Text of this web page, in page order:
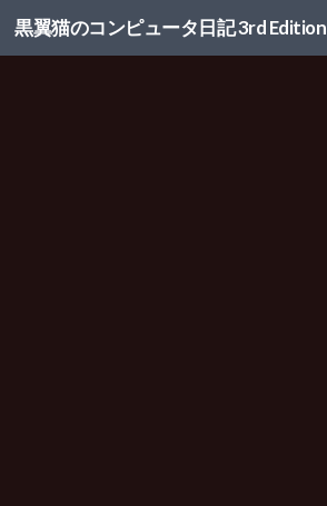
コンテンツへスキップ
黒翼猫のコンピュータ日記 3rd Edition